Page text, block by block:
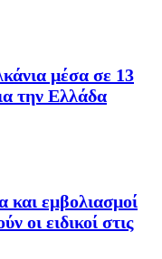
μέσα σε 13
την Ελλάδα
εμβολιασμοί
οι ειδικοί στις